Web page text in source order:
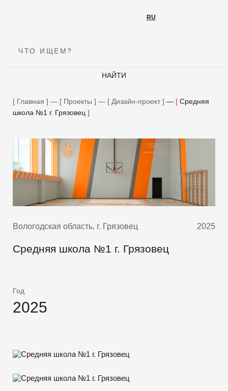
RU
ЧТО ИЩЕМ?
НАЙТИ
Главная — Проекты — Дизайн-проект —
Средняя
школа №1 г. Грязовец
Вологодская область, г. Грязовец 2025
Средняя школа №1 г. Грязовец
Год
2025
Мы будем рады делиться новинками и новостями!
ОТПРАВИТЬ